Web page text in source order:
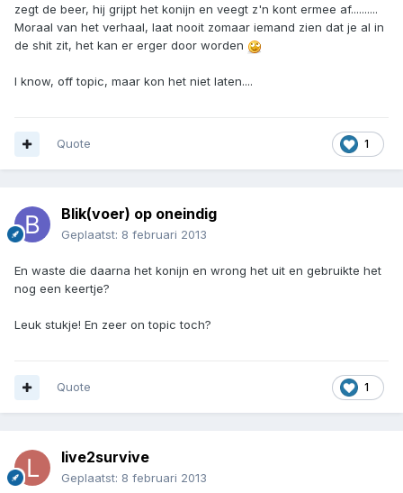
zegt de beer, hij grijpt het konijn en veegt z'n kont ermee af..........
Moraal van het verhaal, laat nooit zomaar iemand zien dat je al in
de shit zit, het kan er erger door worden
I know, off topic, maar kon het niet laten....
1
Quote
Blik(voer) op oneindig
Geplaatst: 8 februari 2013
En waste die daarna het konijn en wrong het uit en gebruikte het
nog een keertje?
Leuk stukje! En zeer on topic toch?
1
Quote
live2survive
Geplaatst: 8 februari 2013